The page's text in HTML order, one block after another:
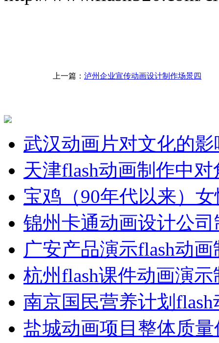
上一篇： 泸州企业宣传动画设计制作场景四
武汉动画片对文化的影
天津flash动画制作中
宝鸡（90年代以来）
锦州卡通动画设计公
广安产品演示flash动
杭州flash课件动画演
南京国民营养计划
盐城动画项目整体质